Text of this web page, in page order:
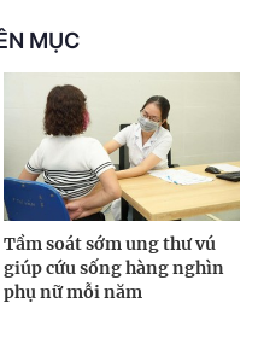
MỤC
Tầm soát sớm ung thư vú
giúp cứu sống hàng nghìn
phụ nữ mỗi năm